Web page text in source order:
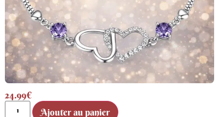
24.99€
Ajouter au panier